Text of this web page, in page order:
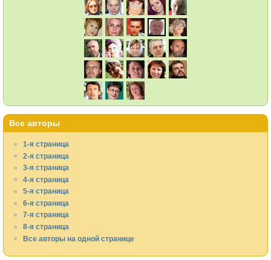
Все авторы
1-я страница
2-я страница
3-я страница
4-я страница
5-я страница
6-я страница
7-я страница
8-я страница
Все авторы на одной странице